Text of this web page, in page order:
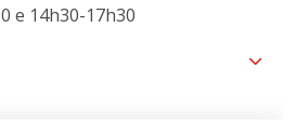
e 14h30-17h30